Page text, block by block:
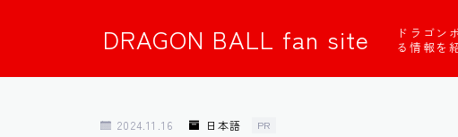
DRAGON BALL fan site
ドラゴン
る情報を
2024.11.16 日本語 PR